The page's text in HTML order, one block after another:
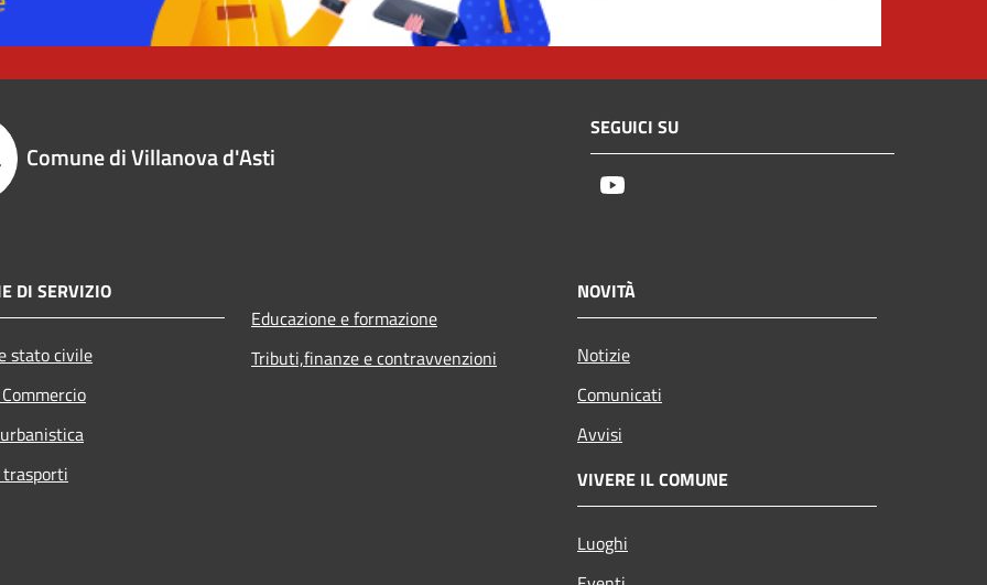
Comune di Villanova d'Asti
SEGUICI SU
DI SERVIZIO
stato civile
Educazione e formazione
Tributi,finanze e contravvenzioni
NOVITÀ
Notizie
Comunicati
Avvisi
VIVERE IL COMUNE
Luoghi